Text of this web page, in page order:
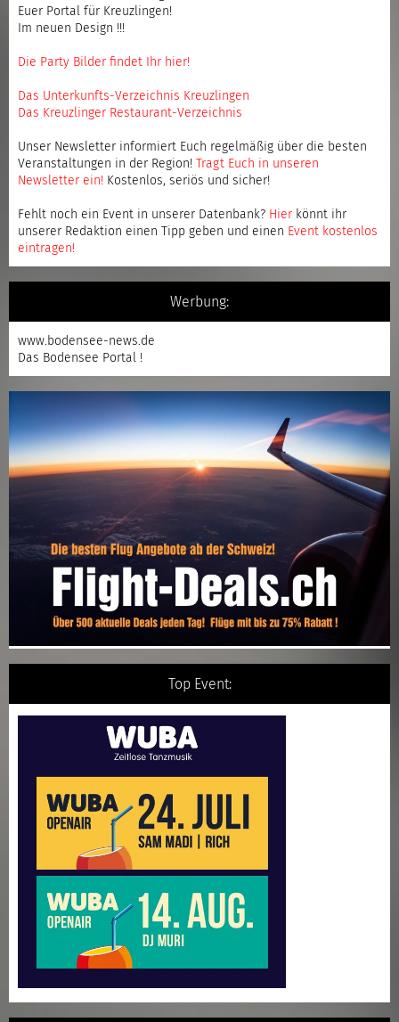
Euer Portal für Kreuzlingen!
Im neuen Design !!!
Die Party Bilder findet Ihr hier!
Das Unterkunfts-Verzeichnis Kreuzlingen
Das Kreuzlinger Restaurant-Verzeichnis
Unser Newsletter informiert Euch regelmäßig über die besten
Veranstaltungen in der Region!
Tragt Euch in unseren
Newsletter ein! Kostenlos, seriös und sicher!
Fehlt noch ein Event in unserer Datenbank? Hier könnt ihr
unserer Redaktion einen Tipp geben und einen Event kostenlos
eintragen!
Werbung:
www.bodensee-news.de
Das Bodensee Portal !
Top Event: